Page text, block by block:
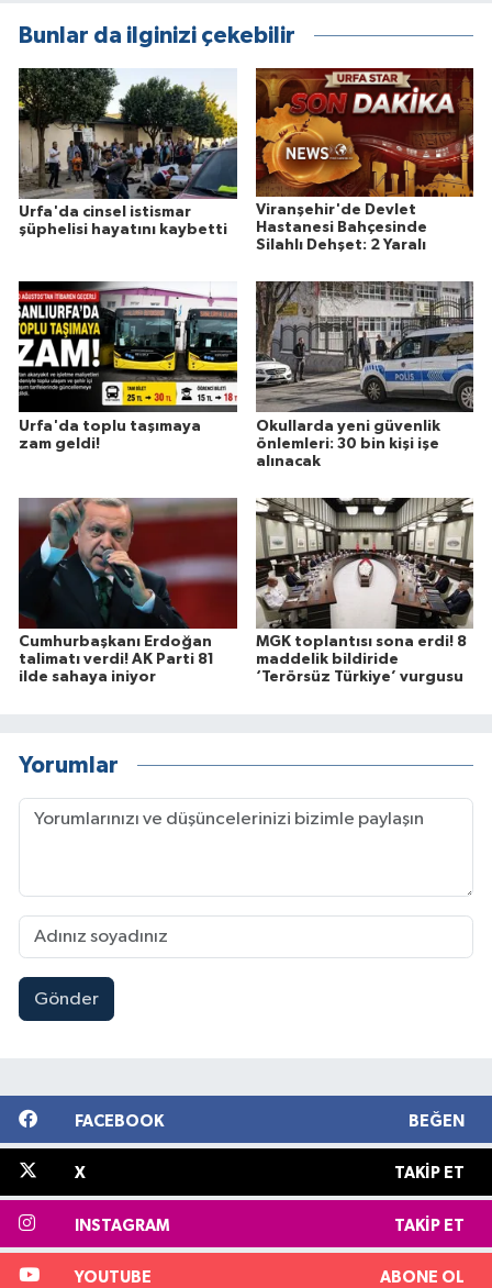
Bunlar da ilginizi çekebilir
Urfa'da cinsel istismar
şüphelisi hayatını kaybetti
Viranşehir'de Devlet
Hastanesi Bahçesinde
Silahlı Dehşet: 2 Yaralı
Urfa'da toplu taşımaya
zam geldi!
Okullarda yeni güvenlik
önlemleri: 30 bin kişi işe
alınacak
Cumhurbaşkanı Erdoğan
talimatı verdi! AK Parti 81
ilde sahaya iniyor
MGK toplantısı sona erdi! 8
maddelik bildiride
‘Terörsüz Türkiye’ vurgusu
Yorumlar
Gönder
FACEBOOK BEĞEN
X TAKIP ET
INSTAGRAM TAKIP ET
YOUTUBE ABONE OL